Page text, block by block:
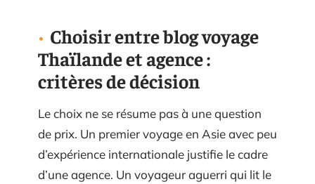
Choisir entre blog voyage
Thaïlande et agence :
critères de décision
Le choix ne se résume pas à une question
de prix. Un premier voyage en Asie avec peu
d’expérience internationale justifie le cadre
d’une agence. Un voyageur aguerri qui lit le